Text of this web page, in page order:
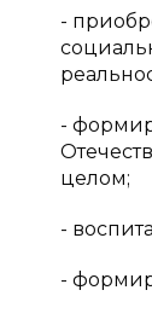
-
-
целом;
-
-